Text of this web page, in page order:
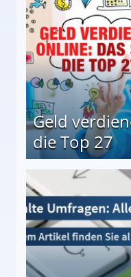
Geld
die Top 27